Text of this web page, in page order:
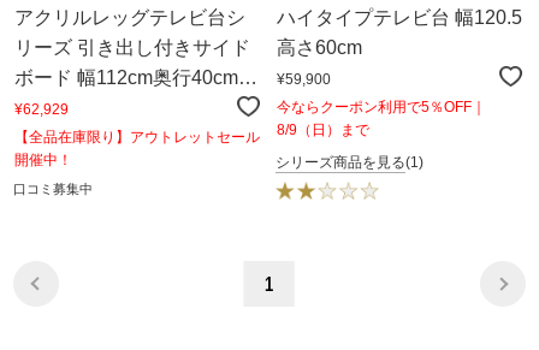
アクリルレッグテレビ台シ
リーズ 引き出し付きサイド
ボード 幅112cm奥行40cm高
さ78cm
¥62,929
【全品在庫限り】アウトレットセール
開催中！
口コミ募集中
ハイタイプテレビ台 幅120.5
高さ60cm
¥59,900
今ならクーポン利用で5％OFF｜
8/9（日）まで
シリーズ商品を見る(1)
1